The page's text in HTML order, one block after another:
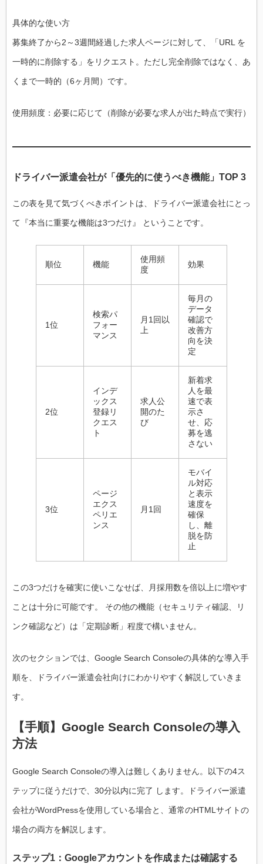
具体的な使い方
募集終了から2～3週間経過した求人ページに対して、「URL を
一時的に削除する」をリクエスト。ただし完全削除ではなく、あ
くまで一時的（6ヶ月間）です。
使用頻度：必要に応じて（削除が必要な求人が出た時点で実行）
ドライバー派遣会社が「優先的に使うべき機能」TOP 3
この表を見て気づくべきポイントは、ドライバー派遣会社にとっ
て『本当に重要な機能は3つだけ』 ということです。
順位 機能
使用頻
度
効果
1位
検索パ
フォー
マンス
月1回以
上
毎月の
データ
確認で
改善方
向を決
定
2位
インデ
ックス
登録リ
クエス
ト
求人公
開のた
び
新着求
人を最
速で表
示さ
せ、応
募を逃
さない
3位
ページ
エクス
ペリエ
ンス
月1回
モバイ
ル対応
と表示
速度を
確保
し、離
脱を防
止
この3つだけを確実に使いこなせば、月採用数を倍以上に増やす
ことは十分に可能です。 その他の機能（セキュリティ確認、リ
ンク確認など）は「定期診断」程度で構いません。
次のセクションでは、Google Search Consoleの具体的な導入手
順を、ドライバー派遣会社向けにわかりやすく解説していきま
す。
【手順】Google Search Consoleの導入
方法
Google Search Consoleの導入は難しくありません。以下の4ス
テップに従うだけで、30分以内に完了 します。ドライバー派遣
会社がWordPressを使用している場合と、通常のHTMLサイトの
場合の両方を解説します。
ステップ1：Googleアカウントを作成または確認する